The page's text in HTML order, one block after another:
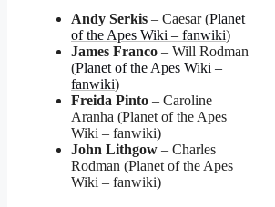
Andy Serkis – Caesar (Planet
of the Apes Wiki – fanwiki)
James Franco – Will Rodman
(Planet of the Apes Wiki –
fanwiki)
Freida Pinto – Caroline
Aranha (Planet of the Apes
Wiki – fanwiki)
John Lithgow – Charles
Rodman (Planet of the Apes
Wiki – fanwiki)